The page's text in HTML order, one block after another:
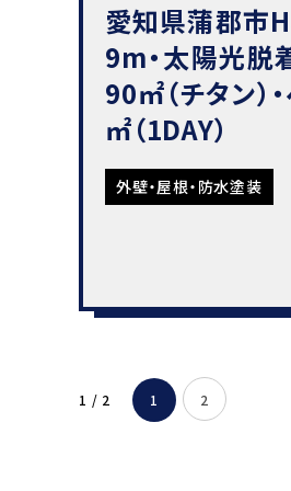
愛知県蒲郡市
9m・太陽光脱
90㎡（チタン）
㎡（1DAY）
外壁・屋根・防水塗装
1 / 2 1 2